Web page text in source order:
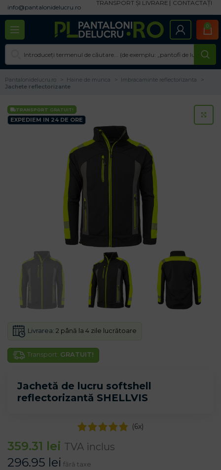
info@pantalonidelucru.ro
TRANSPORT ȘI LIVRARE CONTACTAȚI
0
Pantalonidelucru.ro Haine de munca
Imbracaminte reflectorizanta
Jachete reflectorizante
TRANSPORT GRATUIT!
EXPEDIEM IN 24 DE ORE
Jachetă de lucru softshell
reflectorizantă SHELLVIS
Transport: GRATUIT!
Livrarea: 2 până la 4 zile lucrătoare
(6x)
359.31 lei TVA inclus
296.95 lei fără taxe